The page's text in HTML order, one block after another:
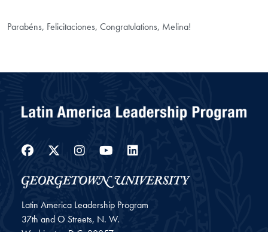
Parabéns, Felicitaciones, Congratulations, Melina!
Facebook
Twitter
Instagram
YouTube
LinkedIn
Latin America Leadership Program
37th and O Streets, N. W.